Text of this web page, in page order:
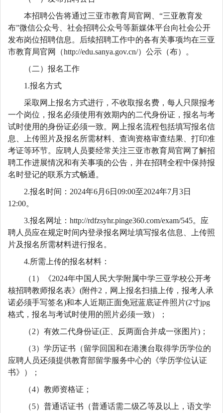
本招聘公告将通过三亚市教育局官网、“三亚教育发
布”微信公众号、社会招聘公众号等新媒体平台向社会公开
发布岗位招聘信息。后续招聘工作中的各有关事项均在三亚
市教育局官网（http://edu.sanya.gov.cn/）公示（布）。
（二）报名工作
1.报名方式
采取网上报名方式进行，不收取报名费，每人只限报考
一个岗位，报名必须使用有效期内的二代身份证，报名与考
试时使用的身份证必须一致。网上报名流程包括填写报名信
息、上传照片及报名所需材料、查询资格审查结果、打印准
考证等环节。应聘人员要经常关注三亚市教育局官网了解招
聘工作进展情况和有关事项的公告，并在招聘全程中保持报
名时登记的联系方式畅通。
2.报名时间：2024年6月6日09:00至2024年7月3日
12:00。
3.报名网址：http://rdfzsyhr.pinge360.com/exam/545。应
聘人员应在规定时间内登录报名网址填写报名信息、上传照
片及报名所需材料进行报名。
4.所需上传的报名材料：
（1）《2024年中国人民大学附属中学三亚学校公开考
核招聘教师报名表》(附件2，网上报名扫描上传，报考人承
诺必须手写签名)和本人近期正面免冠蓝底证件照片(2寸jpg
格式，报名与考试时使用的照片必须一致）；
（2）有效二代身份证(正、反两面合并成一张图片)；
（3）学历证书（留学回国和在港澳台取得学历学位的
应聘人员还须提供教育部留学服务中心的《学历学位认证
书》）；
（4）教师资格证；
（5）普通话证书（普通话需二级乙等及以上，语文学